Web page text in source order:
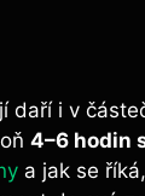
daří i v
4–6⁣ hodin
a jak⁢ se